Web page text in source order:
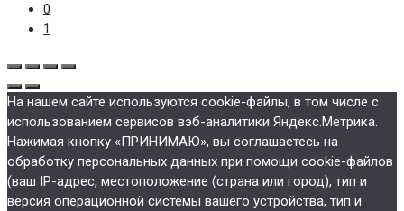
0
1
На нашем сайте используются cookie-файлы, в том числе с
использованием сервисов вэб-аналитики Яндекс.Метрика.
Нажимая кнопку «ПРИНИМАЮ», вы соглашаетесь на
обработку персональных данных при помощи cookie-файлов
(ваш IP-адрес, местоположение (страна или город), тип и
версия операционной системы вашего устройства, тип и